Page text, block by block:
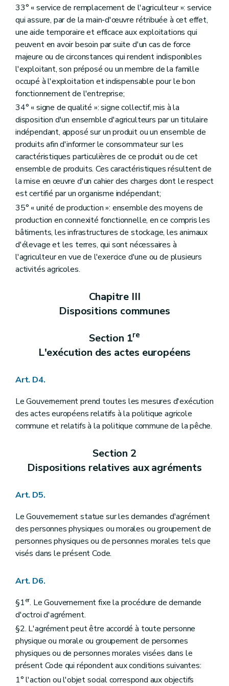
Section 1re
Objectifs et organisation de la recherche agronomique
Art. D362
Art. D363
Art. D364
Art. D365
Section 2 Le Centre wallon de recherches agronomiques
Sous-section 1re
Le Centre wallon de recherches agronomiques
Art. D366
Art. D367
Art. D368
Art. D369
Sous-section 2 La gestion journalière
Art. D370
Sous-section 3 La gestion financière
Art. D371
Art. D372
Art. D373
Art. D374
Art. D375
Art. D376
Art. D377
Art. D378
Section 3 Le Comité de concertation et de suivi de la recherche agronomique
Art. D379
Art. D380
Chapitre II Les subsides à l'innovation et à la recherche scientifique et technique à finalité agricole
Art. D381
Chapitre III
Art. D382
Art. D383
Section 2 La vulgarisation
Art. D384
Art. D385
Art. D386
Les comices agricoles
Titre XIII Le contrôle et la recherche des infractions
Chapitre I
Le contrôle
Section 1re
Les agents
Art. D390
Section 3
Le contrôle et la recherche des infractions des dispositions du titre 4, chapitre 2
Chapitre II
Art. D395
Section 2 Les dispositions pénales
Art. D396
Art. D397
Art. D398
Section 4
Art. D401
Art. D402
Art. D403
Section 5 Les infractions relatives à la formation
Art. D404
Titre XIV Dispositions finales
Chapitre I
Dispositions diverses
Art. D405
Art. D406
33° « service de remplacement de l'agriculteur »: service
qui assure, par de la main-d'œuvre rétribuée à cet effet,
une aide temporaire et efficace aux exploitations qui
peuvent en avoir besoin par suite d'un cas de force
majeure ou de circonstances qui rendent indisponibles
l'exploitant, son préposé ou un membre de la famille
occupé à l'exploitation et indispensable pour le bon
fonctionnement de l'entreprise;
34° « signe de qualité »: signe collectif, mis à la
disposition d'un ensemble d'agriculteurs par un titulaire
indépendant, apposé sur un produit ou un ensemble de
produits afin d'informer le consommateur sur les
caractéristiques particulières de ce produit ou de cet
ensemble de produits. Ces caractéristiques résultent de
la mise en œuvre d'un cahier des charges dont le respect
est certifié par un organisme indépendant;
35° « unité de production »: ensemble des moyens de
production en connexité fonctionnelle, en ce compris les
bâtiments, les infrastructures de stockage, les animaux
d'élevage et les terres, qui sont nécessaires à
l'agriculteur en vue de l'exercice d'une ou de plusieurs
activités agricoles.
Chapitre III
Dispositions communes
Section 1re
L'exécution des actes européens
Art. D4.
Le Gouvernement prend toutes les mesures d'exécution
des actes européens relatifs à la politique agricole
commune et relatifs à la politique commune de la pêche.
Section 2
Dispositions relatives aux agréments
Art. D5.
Le Gouvernement statue sur les demandes d'agrément
des personnes physiques ou morales ou groupement de
personnes physiques ou de personnes morales tels que
visés dans le présent Code.
Art. D6.
§1er. Le Gouvernement fixe la procédure de demande
d'octroi d'agrément.
§2. L'agrément peut être accordé à toute personne
physique ou morale ou groupement de personnes
physiques ou de personnes morales visées dans le
présent Code qui répondent aux conditions suivantes:
1° l'action ou l'objet social correspond aux objectifs